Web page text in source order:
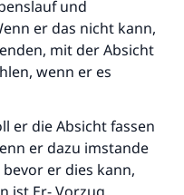
und
er das nicht kann,
mit der Absicht
wenn er es
er die Absicht fassen
er dazu imstande
er dies kann,
rettete eine
Islam Q&A